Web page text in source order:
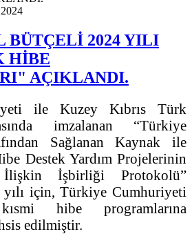
BÜTÇELİ 2024 YILI
HİBE
AÇIKLANDI.
ile Kuzey Kıbrıs Türk
imzalanan “Türkiye
Sağlanan Kaynak ile
Destek Yardım Projelerinin
İlişkin İşbirliği Protokolü”
yılı için, Türkiye Cumhuriyeti
hibe programlarına
edilmiştir.